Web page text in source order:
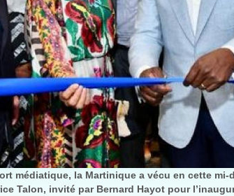
médiatique, la Martinique a vécu en cette
Talon, invité par Bernard Hayot pour